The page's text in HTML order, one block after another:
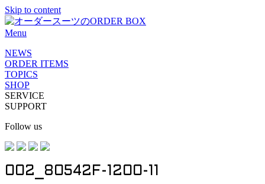
Skip to content
Menu
NEWS
ORDER ITEMS
TOPICS
SHOP
SERVICE
SUPPORT
Follow us
002_80542F-1200-11